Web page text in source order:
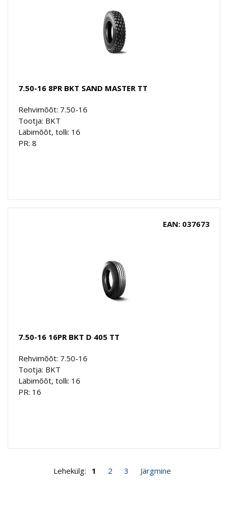
7.50-16 8PR BKT SAND MASTER TT
Rehvimõõt: 7.50-16
Tootja: BKT
Läbimõõt, tolli: 16
PR: 8
EAN: 037673
7.50-16 16PR BKT D 405 TT
Rehvimõõt: 7.50-16
Tootja: BKT
Läbimõõt, tolli: 16
PR: 16
Lehekülg: 1 2 3 Järgmine